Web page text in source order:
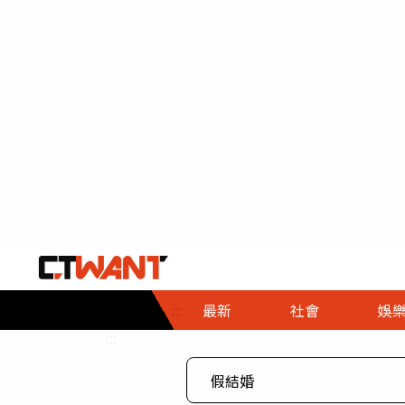
::: 最新 社會
社會首頁
時事
娛樂
娛樂首頁
即時
專題
財經首頁
熱線
３Ｃ
政